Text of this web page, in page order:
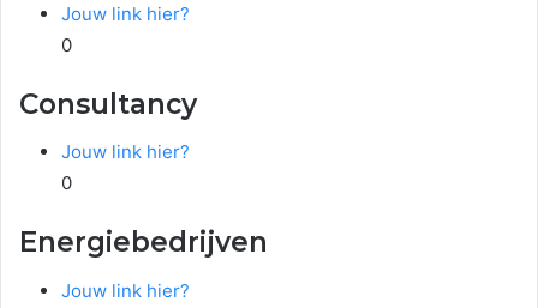
Jouw link hier?
0
Consultancy
Jouw link hier?
0
Energiebedrijven
Jouw link hier?